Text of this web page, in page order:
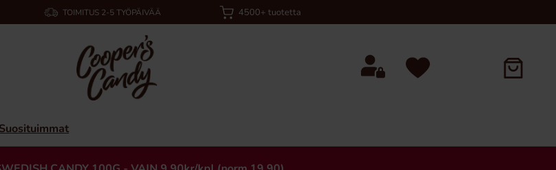
TOIMITUS 2-5 TYÖPÄIVÄÄ 4500+ tuotetta
Suosituimmat